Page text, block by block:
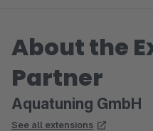
About the
Partner
Aquatuning GmbH
See all extensions